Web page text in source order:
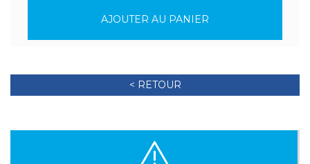
AJOUTER AU PANIER
< RETOUR